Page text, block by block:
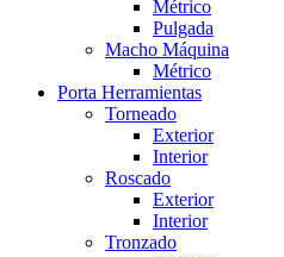
Métrico
Pulgada
Macho Máquina
Métrico
Porta Herramientas
Torneado
Exterior
Interior
Roscado
Exterior
Interior
Tronzado